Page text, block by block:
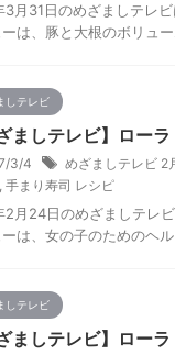
3月31日のめざましテレ
ーは、豚と大根のボリュー
しテレビ
ざましテレビ】ロー
3/4 めざましテレビ 2
, 手まり寿司 レシピ
2月24日のめざましテレ
ーは、女の子のためのヘル
しテレビ
ざましテレビ】ロー